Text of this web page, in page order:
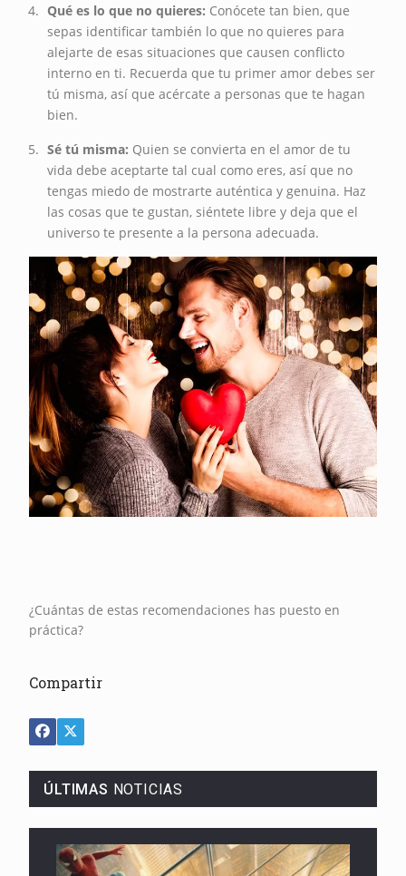
Qué es lo que no quieres: Conócete tan bien, que
sepas identificar también lo que no quieres para
alejarte de esas situaciones que causen conflicto
interno en ti. Recuerda que tu primer amor debes ser
tú misma, así que acércate a personas que te hagan
bien.
Sé tú misma: Quien se convierta en el amor de tu
vida debe aceptarte tal cual como eres, así que no
tengas miedo de mostrarte auténtica y genuina. Haz
las cosas que te gustan, siéntete libre y deja que el
universo te presente a la persona adecuada.
¿Cuántas de estas recomendaciones has puesto en
práctica?
Compartir
ÚLTIMAS NOTICIAS